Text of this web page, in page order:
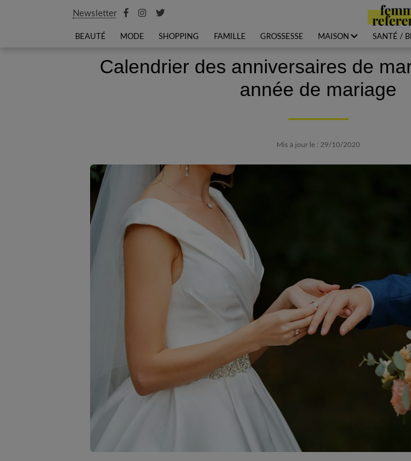
Newsletter
BEAUTÉ MODE SHOPPING FAMILLE GROSSESSE MAISON SANTÉ /
Calendrier des anniversaires de
année de mariage
Mis à jour le : 29/10/2020